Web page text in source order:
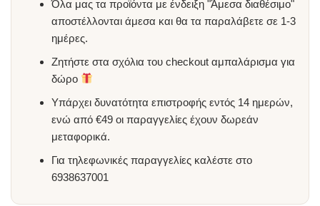
Όλα μας τα προϊόντα με ένδειξη "Άμεσα διαθέσιμο"
αποστέλλονται άμεσα και θα τα παραλάβετε σε 1-3
ημέρες.
Ζητήστε στα σχόλια του checkout αμπαλάρισμα για
δώρο
Υπάρχει δυνατότητα επιστροφής εντός 14 ημερών,
ενώ από €49 οι παραγγελίες έχουν δωρεάν
μεταφορικά.
Για τηλεφωνικές παραγγελίες καλέστε στο
6938637001